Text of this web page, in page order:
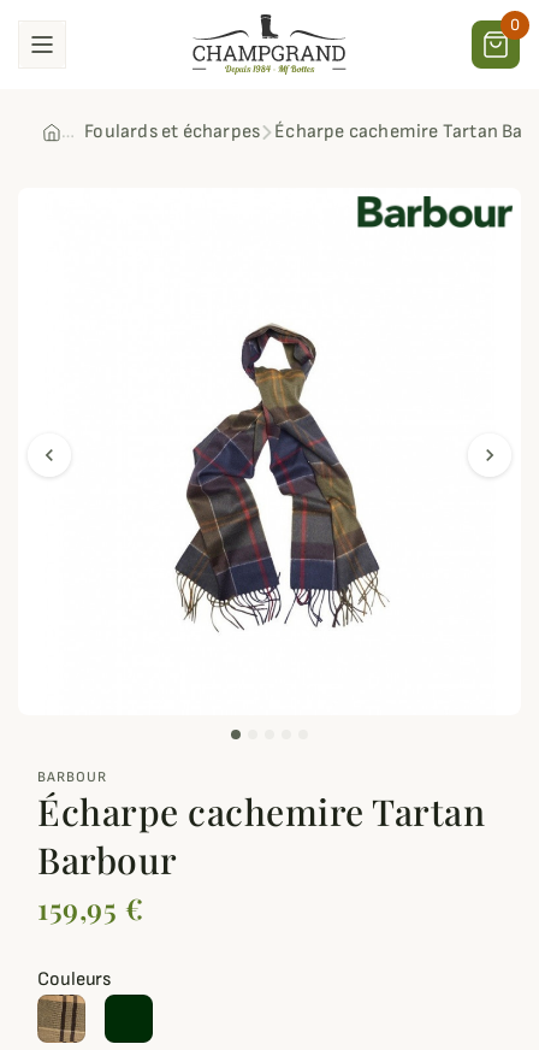
0
Foulards et écharpes Écharpe cachemire Tartan
chevron_left chevron_right
BARBOUR
Écharpe cachemire Tartan
Barbour
159,95 €
Couleurs